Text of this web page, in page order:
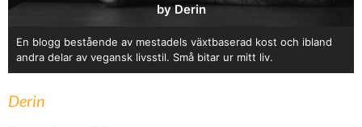
by Derin
En blogg bestående av mestadels växtbaserad kost och ibland
andra delar av vegansk livsstil. Små bitar ur mitt liv.
Derin